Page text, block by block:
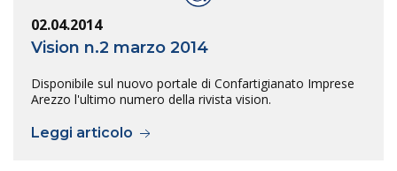
02.04.2014
Vision n.2 marzo 2014
Disponibile sul nuovo portale di Confartigianato Imprese
Arezzo l'ultimo numero della rivista vision.
Leggi articolo